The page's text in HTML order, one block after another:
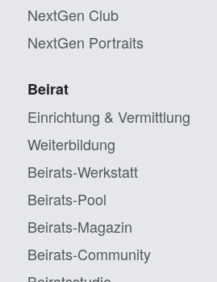
NextGen Club
NextGen Portraits
Beirat
Einrichtung & Vermittlung
Weiterbildung
Beirats-Werkstatt
Beirats-Pool
Beirats-Magazin
Beirats-Community